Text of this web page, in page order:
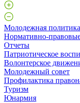
Молодежная политика
Нормативно-
Отчеты
Патриотическое
Волонтерское
Молодежный совет
Профилактика
Туризм
Юнармия